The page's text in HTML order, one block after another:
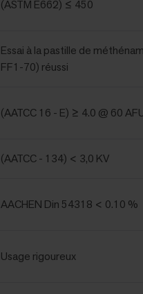
(ASTM E662) ≤ 450
Essai à la pastille de
FF1-70) réussi
(AATCC 16 - E) ≥ 4.0 @ 60
(AATCC - 134) < 3,0 KV
AACHEN Din 54318 < 0.10 %
Usage rigoureux